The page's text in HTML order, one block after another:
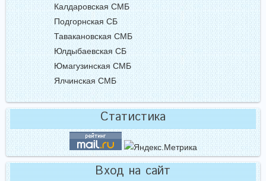
Калдаровская СМБ
Подгорнская СБ
Тавакановская СМБ
Юлдыбаевская СБ
Юмагузинская СМБ
Ялчинская СМБ
Статистика
Вход на сайт